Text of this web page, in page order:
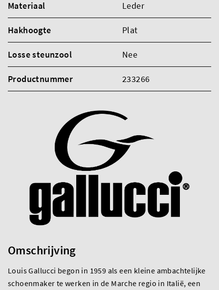
Materiaal Leder
Hakhoogte Plat
Losse steunzool Nee
Productnummer 233266
Omschrijving
Louis Gallucci begon in 1959 als een kleine ambachtelijke
schoenmaker te werken in de Marche regio in Italië, een